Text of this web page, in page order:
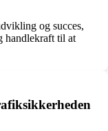
og succes,
handlekraft til at